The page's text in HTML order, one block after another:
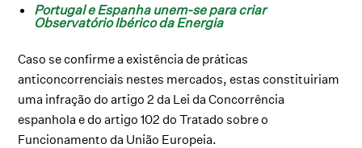
Portugal e Espanha unem-se para criar
Observatório Ibérico da Energia
Caso se confirme a existência de práticas
anticoncorrenciais nestes mercados, estas constituiriam
uma infração do artigo 2 da Lei da Concorrência
espanhola e do artigo 102 do Tratado sobre o
Funcionamento da União Europeia.